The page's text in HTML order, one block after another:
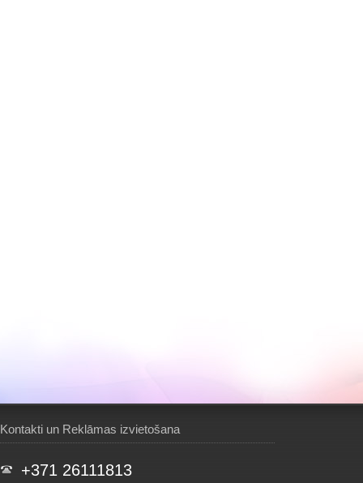
Kontakti un Reklāmas izvietošana
+371 26111813